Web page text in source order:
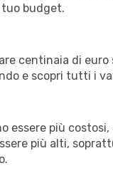
budget.
centinaia di
e scopri tutti i
essere più
più alti,